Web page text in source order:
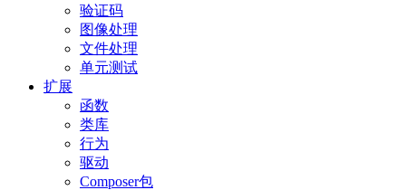
验证码
图像处理
文件处理
单元测试
扩展
函数
类库
行为
驱动
Composer包